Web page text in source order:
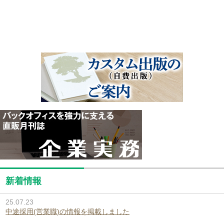
新着情報
25.07.23
中途採用(営業職)の情報を掲載しました